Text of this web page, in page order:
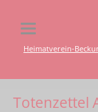
Heimatverein-
Totenzettel